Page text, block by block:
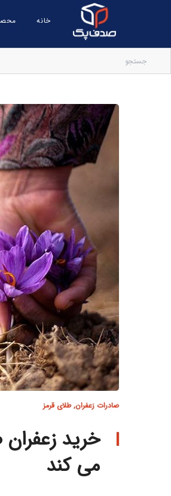
خانه
صادرات زعفران,طلای قرمز
خرید زعفران
می کند